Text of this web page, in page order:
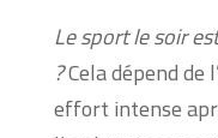
Le sport le soir
?Cela dépend de
effort intense